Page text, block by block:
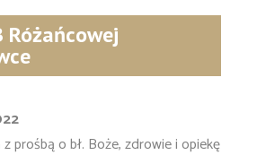
Różańcowej
prośbą o bł. Boże, zdrowie i opiekę